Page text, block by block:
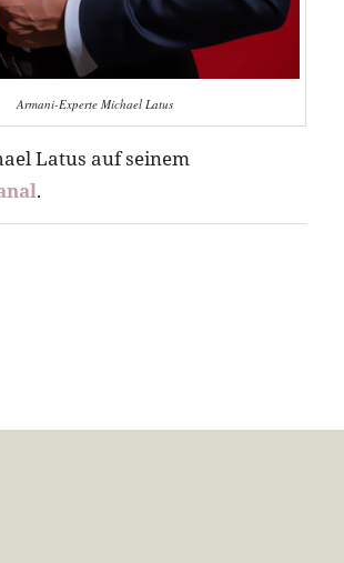
Armani-Experte Michael Latus
Latus auf seinem
.